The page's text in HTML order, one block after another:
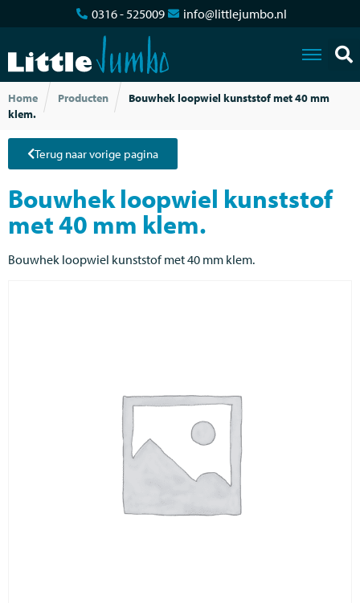
0316 - 525009 info@littlejumbo.nl
Home Producten
Bouwhek loopwiel kunststof met 40 mm
klem.
Terug naar vorige pagina
Bouwhek loopwiel kunststof
met 40 mm klem.
Bouwhek loopwiel kunststof met 40 mm klem.